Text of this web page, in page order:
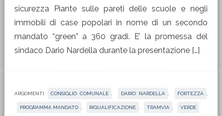
sicurezza Piante sulle pareti delle scuole e negli
immobili di case popolari in nome di un secondo
mandato “green” a 360 gradi. E’ la promessa del
sindaco Dario Nardella durante la presentazione […]
ARGOMENTI: CONSIGLIO COMUNALE DARIO NARDELLA FORTEZZA
PROGRAMMA MANDATO RIQUALIFICAZIONE TRAMVIA VERDE